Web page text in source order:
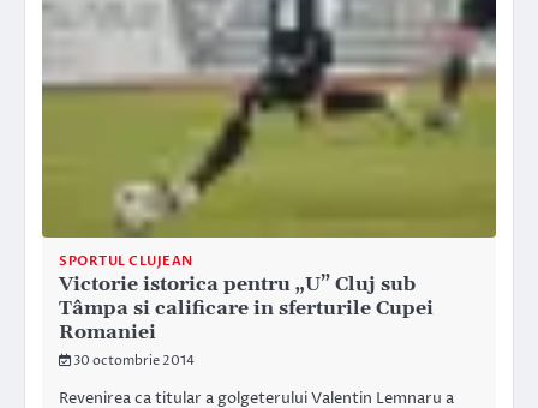
SPORTUL CLUJEAN
Victorie istorica pentru „U” Cluj sub
Tâmpa si calificare in sferturile Cupei
Romaniei
30 octombrie 2014
Revenirea ca titular a golgeterului Valentin Lemnaru a